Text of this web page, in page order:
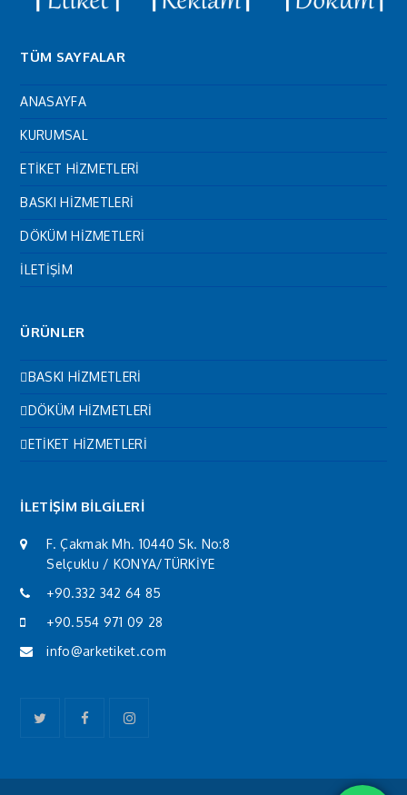
TÜM SAYFALAR
ANASAYFA
KURUMSAL
ETİKET HİZMETLERİ
BASKI HİZMETLERİ
DÖKÜM HİZMETLERİ
İLETİŞİM
ÜRÜNLER
BASKI HİZMETLERİ
DÖKÜM HİZMETLERİ
ETİKET HİZMETLERİ
İLETİŞİM BİLGİLERİ
F. Çakmak Mh. 10440 Sk. No:8
Selçuklu / KONYA/TÜRKİYE
+90.332 342 64 85
+90.554 971 09 28
info@arketiket.com
TwitterFacebookInstagram